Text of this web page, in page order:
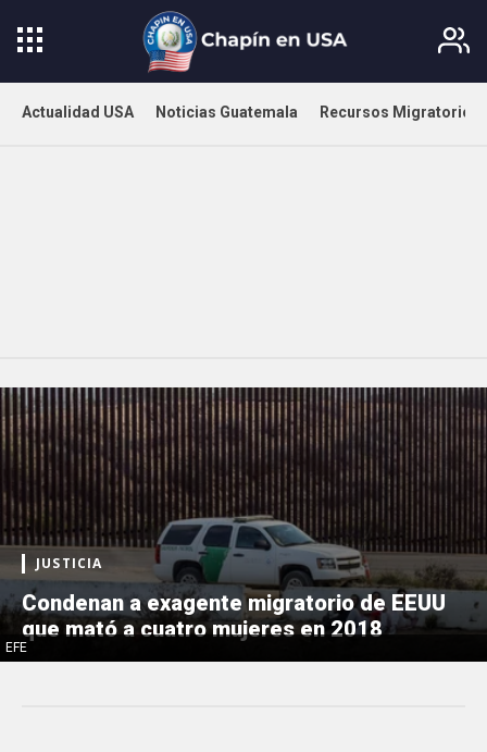
Actualidad USA Noticias Guatemala Recursos Migratorios
EFE
JUSTICIA
Condenan a exagente migratorio de EEUU
que mató a cuatro mujeres en 2018